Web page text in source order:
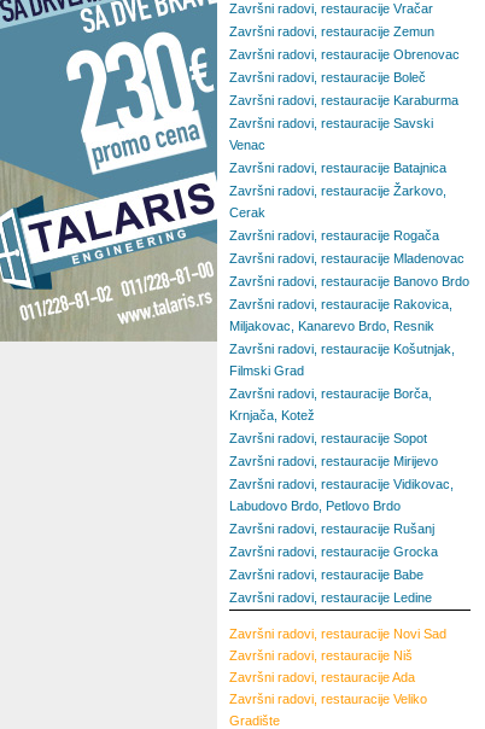
Završni radovi, restauracije Vračar
Završni radovi, restauracije Zemun
Završni radovi, restauracije Obrenovac
Završni radovi, restauracije Boleč
Završni radovi, restauracije Karaburma
Završni radovi, restauracije Savski
Venac
Završni radovi, restauracije Batajnica
Završni radovi, restauracije Žarkovo,
Cerak
Završni radovi, restauracije Rogača
Završni radovi, restauracije Mladenovac
Završni radovi, restauracije Banovo Brdo
Završni radovi, restauracije Rakovica,
Miljakovac, Kanarevo Brdo, Resnik
Završni radovi, restauracije Košutnjak,
Filmski Grad
Završni radovi, restauracije Borča,
Krnjača, Kotež
Završni radovi, restauracije Sopot
Završni radovi, restauracije Mirijevo
Završni radovi, restauracije Vidikovac,
Labudovo Brdo, Petlovo Brdo
Završni radovi, restauracije Rušanj
Završni radovi, restauracije Grocka
Završni radovi, restauracije Babe
Završni radovi, restauracije Ledine
Završni radovi, restauracije Novi Sad
Završni radovi, restauracije Niš
Završni radovi, restauracijeAda
Završni radovi, restauracije Veliko
Gradište